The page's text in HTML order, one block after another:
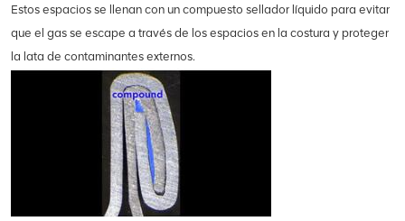
Estos espacios se llenan con un compuesto sellador líquido para evitar
que el gas se escape a través de los espacios en la costura y proteger
la lata de contaminantes externos.